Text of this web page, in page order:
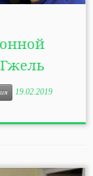
19.02.2019